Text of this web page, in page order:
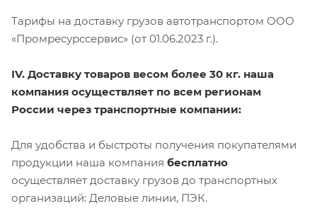
Тарифы на доставку грузов автотранспортом ООО
«Промресурссервис» (от 01.06.2023 г.).
IV. Доставку товаров весом более 30 кг. наша
компания осуществляет по всем регионам
России через транспортные компании:
Для удобства и быстроты получения покупателями
продукции наша компания бесплатно
осуществляет доставку грузов до транспортных
организаций: Деловые линии, ПЭК.